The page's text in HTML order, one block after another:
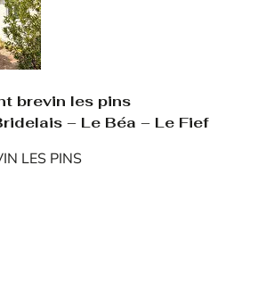
brevin les pins
– Le Béa – Le Fief
LES PINS